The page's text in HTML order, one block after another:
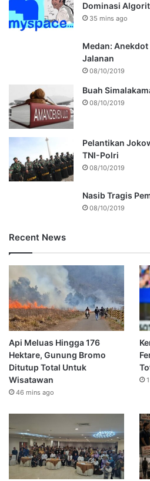
Dominasi
35 mins ago
Medan: Anekdot
Jalanan
08/10/2019
Buah
08/10/2019
Pelantikan
TNI-Polri
08/10/2019
Nasib Tragis
08/10/2019
Recent News
Api Meluas Hingga 176
Hektare, Gunung Bromo
Ditutup Total Untuk
Wisatawan
46 mins ago